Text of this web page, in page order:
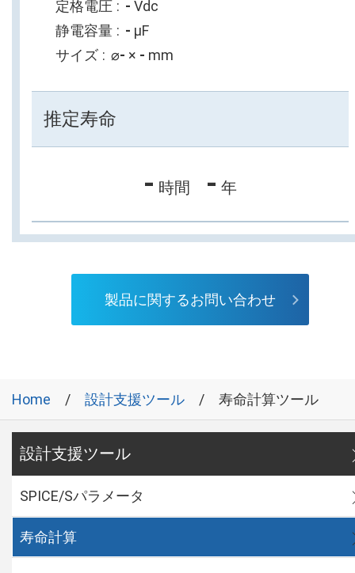
定格電圧 - Vdc
静電容量
- µF
サイズ
⌀- × - mm
推定寿命
- 時間 - 年
製品に関するお問い合わせ
Home 設計支援ツール 寿命計算ツール
設計支援ツール
SPICE/Sパラメータ
寿命計算